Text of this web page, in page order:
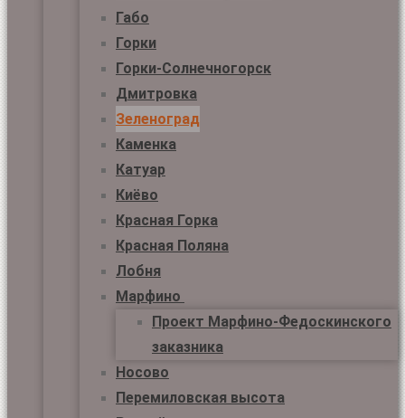
Габо
Горки
Горки-Солнечногорск
Дмитровка
Зеленоград
Каменка
Катуар
Киёво
Красная Горка
Красная Поляна
Лобня
Марфино
Проект Марфино-Федоскинского
заказника
Носово
Перемиловская высота